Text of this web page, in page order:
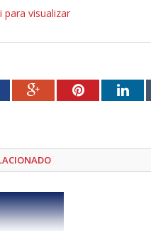
para visualizar
Google+Pinterest